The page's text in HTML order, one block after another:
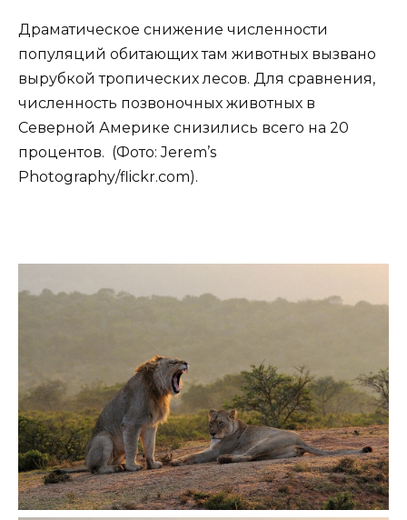
Драматическое снижение численности
популяций обитающих там животных вызвано
вырубкой тропических лесов. Для сравнения,
численность позвоночных животных в
Северной Америке снизились всего на 20
процентов. (Фото: Jerem’s
Photography/flickr.com).